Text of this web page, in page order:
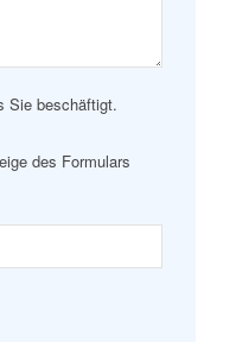
Sie beschäftigt.
des Formulars